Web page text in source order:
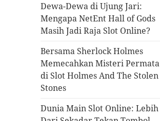
Dewa-Dewa di Ujung Jari:
Mengapa NetEnt Hall of Gods
Masih Jadi Raja Slot Online?
Bersama Sherlock Holmes
Memecahkan Misteri Permata
di Slot Holmes And The Stolen
Stones
Dunia Main Slot Online: Lebih